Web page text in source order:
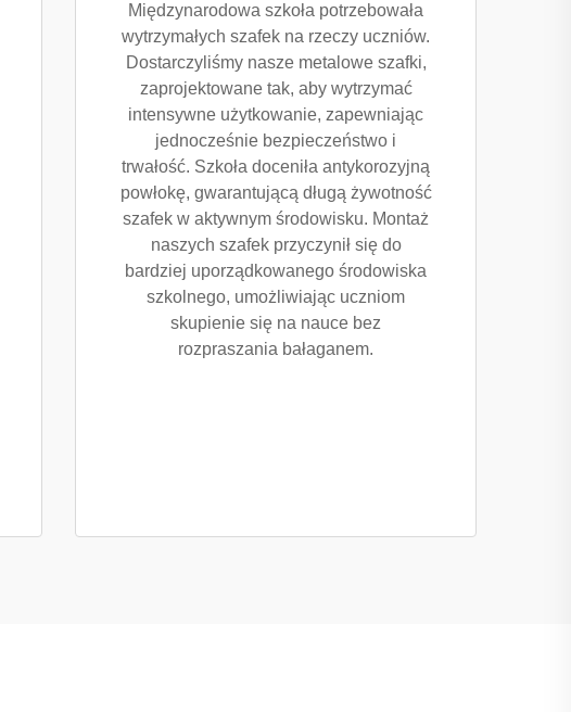
Międzynarodowa szkoła potrzebowała
wytrzymałych szafek na rzeczy uczniów.
Dostarczyliśmy nasze metalowe szafki,
zaprojektowane tak, aby wytrzymać
intensywne użytkowanie, zapewniając
jednocześnie bezpieczeństwo i
trwałość. Szkoła doceniła antykorozyjną
powłokę, gwarantującą długą żywotność
szafek w aktywnym środowisku. Montaż
naszych szafek przyczynił się do
bardziej uporządkowanego środowiska
szkolnego, umożliwiając uczniom
skupienie się na nauce bez
rozpraszania bałaganem.